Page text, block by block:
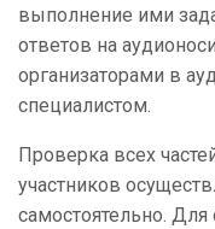
выполнение ими
ответов на
организаторами в
специалистом.
Проверка всех
участников
самостоятельно.